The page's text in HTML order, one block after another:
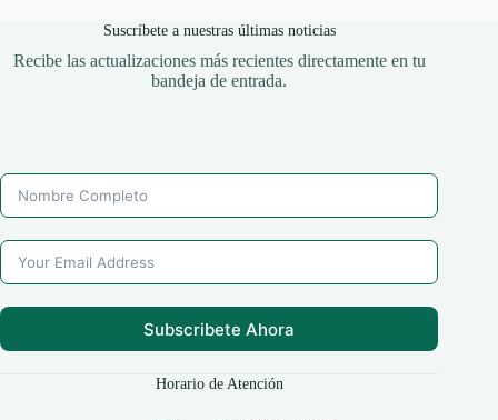
Suscríbete a nuestras últimas noticias
Recibe las actualizaciones más recientes directamente en tu
bandeja de entrada.
Subscribete Ahora
Horario de Atención